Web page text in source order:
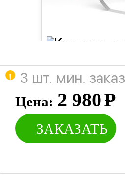
Цена: 2 980Р
ЗАКАЗАТЬ
3 шт. мин. заказ